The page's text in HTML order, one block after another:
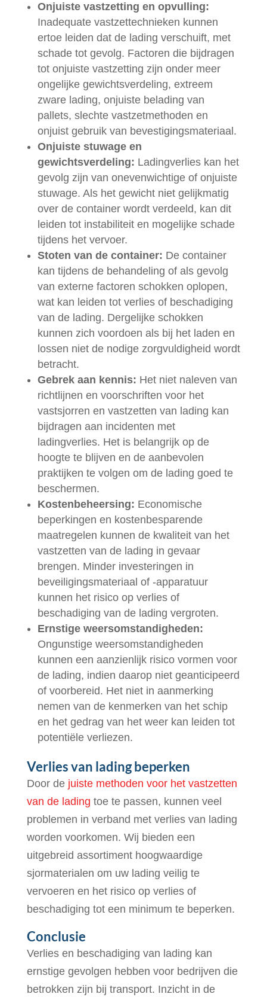
Onjuiste vastzetting en opvulling:
Inadequate vastzettechnieken kunnen
ertoe leiden dat de lading verschuift, met
schade tot gevolg. Factoren die bijdragen
tot onjuiste vastzetting zijn onder meer
ongelijke gewichtsverdeling, extreem
zware lading, onjuiste belading van
pallets, slechte vastzetmethoden en
onjuist gebruik van bevestigingsmateriaal.
Onjuiste stuwage en
gewichtsverdeling: Ladingverlies kan het
gevolg zijn van onevenwichtige of onjuiste
stuwage. Als het gewicht niet gelijkmatig
over de container wordt verdeeld, kan dit
leiden tot instabiliteit en mogelijke schade
tijdens het vervoer.
Stoten van de container: De container
kan tijdens de behandeling of als gevolg
van externe factoren schokken oplopen,
wat kan leiden tot verlies of beschadiging
van de lading. Dergelijke schokken
kunnen zich voordoen als bij het laden en
lossen niet de nodige zorgvuldigheid wordt
betracht.
Gebrek aan kennis: Het niet naleven van
richtlijnen en voorschriften voor het
vastsjorren en vastzetten van lading kan
bijdragen aan incidenten met
ladingverlies. Het is belangrijk op de
hoogte te blijven en de aanbevolen
praktijken te volgen om de lading goed te
beschermen.
Kostenbeheersing: Economische
beperkingen en kostenbesparende
maatregelen kunnen de kwaliteit van het
vastzetten van de lading in gevaar
brengen. Minder investeringen in
beveiligingsmateriaal of -apparatuur
kunnen het risico op verlies of
beschadiging van de lading vergroten.
Ernstige weersomstandigheden:
Ongunstige weersomstandigheden
kunnen een aanzienlijk risico vormen voor
de lading, indien daarop niet geanticipeerd
of voorbereid. Het niet in aanmerking
nemen van de kenmerken van het schip
en het gedrag van het weer kan leiden tot
potentiële verliezen.
Verlies van lading beperken
Door de juiste methoden voor het vastzetten
van de lading toe te passen, kunnen veel
problemen in verband met verlies van lading
worden voorkomen. Wij bieden een
uitgebreid assortiment hoogwaardige
sjormaterialen om uw lading veilig te
vervoeren en het risico op verlies of
beschadiging tot een minimum te beperken.
Conclusie
Verlies en beschadiging van lading kan
ernstige gevolgen hebben voor bedrijven die
betrokken zijn bij transport. Inzicht in de